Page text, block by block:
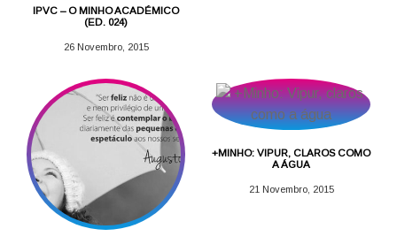
IPVC – O MINHO ACADÉMICO
(ED. 024)
26 Novembro, 2015
+MINHO: VIPUR, CLAROS COMO
A ÁGUA
21 Novembro, 2015